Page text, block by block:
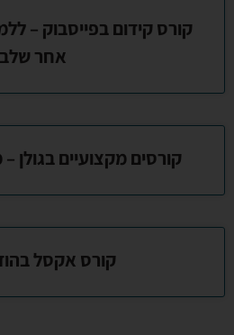
קורס קידום בפייסבוק –
אחר שלב
קורסים מקצועיים
קורס אקסל